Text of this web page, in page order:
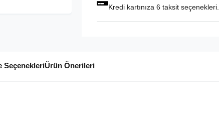
Kredi kartınıza 6 taksit seçenekleri.
SeçenekleriÜrün Önerileri